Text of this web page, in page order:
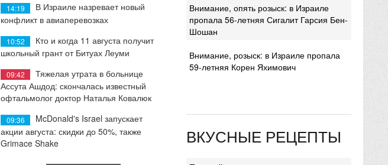
14:19
В Израиле назревает новый
конфликт в авиаперевозках
10:52
Кто и когда 11 августа получит
школьный грант от Битуах Леуми
09:42
Тяжелая утрата в больнице
Ассута Ашдод: скончалась известный
офтальмолог доктор Наталья Ковалюк
09:36
McDonald's Israel запускает
акции августа: скидки до 50%, также
Grimace Shake
Внимание, опять розыск: в Израиле
пропала 56-летняя Сигалит Гарсия Бен-
Шошан
Внимание, розыск: в Израиле пропала
59-летняя Корен Яхимович
ВКУСНЫЕ РЕЦЕПТЫ